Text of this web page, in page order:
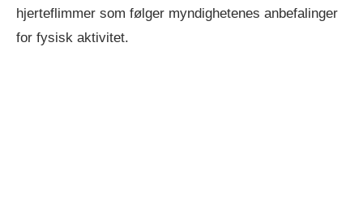
hjerteflimmer som følger myndighetenes anbefalinger
for fysisk aktivitet.